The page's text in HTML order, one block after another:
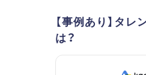
【事例あり】タ
は？